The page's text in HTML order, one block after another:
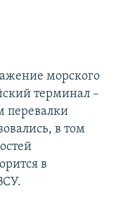
морского
терминал –
перевалки
в том
в